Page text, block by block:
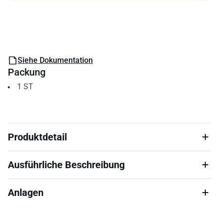
Siehe Dokumentation
Packung
1 ST
Produktdetail
Ausführliche Beschreibung
Anlagen